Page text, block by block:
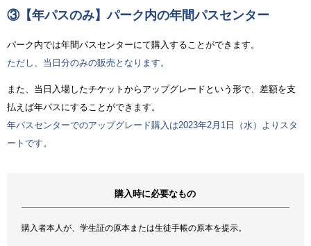
③【年パスのみ】パーク内の年間パスセンター
パーク内では年間パスセンターにて購入することができます。
ただし、当日分のみの販売となります。
また、当日入場したチケットからアップグレードという形で、差額を支
払えば年パスにすることができます。
年パスセンターでのアップグレード購入は2023年2月1日（水）よりスタ
ートです。
購入時に必要なもの
購入者本人が、学生証の原本または生徒手帳の原本を提示。